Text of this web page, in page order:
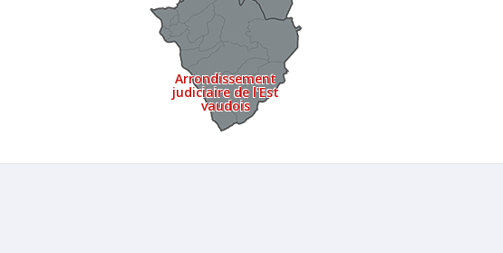
Arrondissement
judiciaire de l'Est
vaudois